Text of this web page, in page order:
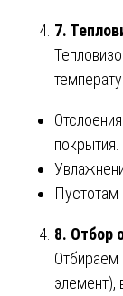
7.
покрытия.
Пустотам
8. Отбор
Отбираем
элемент),